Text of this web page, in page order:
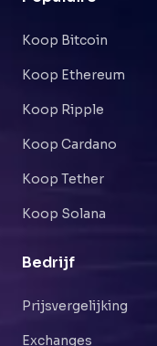
Koop Bitcoin
Koop Ethereum
Koop Ripple
Koop Cardano
Koop Tether
Koop Solana
Bedrijf
Prijsvergelijking
Exchanges